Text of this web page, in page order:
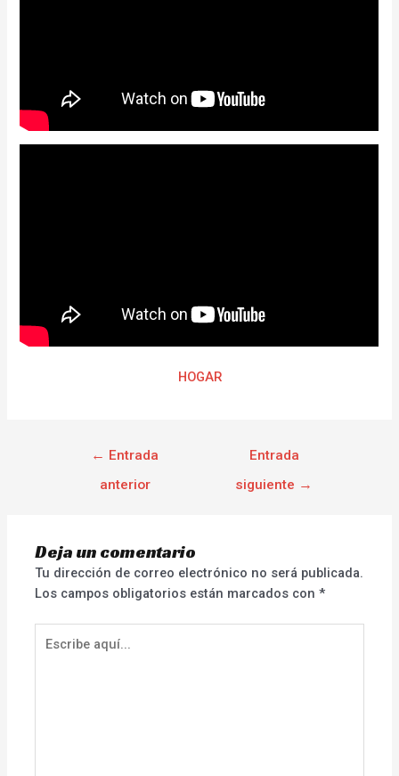
HOGAR
← Entrada
anterior
Entrada
siguiente →
Deja un comentario
Tu dirección de correo electrónico no será publicada.
Los campos obligatorios están marcados con*
aquí...